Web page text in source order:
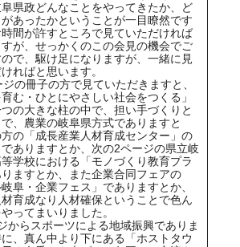
県政どんなことをやってきたか、ど
あったかということが一目瞭然です
間が許すところで見ていただければ
すが、せっかくのこの会見の機会でご
で、駆け足になりますが、一緒に見
ればと思います。
の冊子の方で見ていただきますと、
育む・ひとにやさしい社会をつくる」
の大きな柱の中で、担い手づくりと
、農業の岐阜県方式でありますと
の「成長産業人材育成センター」の
ありますとか、次の2ページの県立岐
学校における「モノづくり教育プラ
ますとか、また企業合同フェアの
岐阜・企業フェス」でありますとか、
育成なり人材確保ということで色ん
ってまいりました。
からスポーツによる地域振興でありま
、真ん中より下にある「ホストタウ